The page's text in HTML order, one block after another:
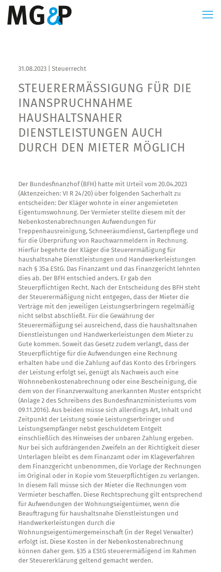
31.08.2023 | Steuerrecht
STEUERERMÄSSIGUNG FÜR DIE I
NANSPRUCHNAHME H
AUSHALTSNAHER D
IENSTLEISTUNGEN AUCH D
URCH DEN MIETER MÖGLICH
Der Bundesfinanzhof (BFH) hatte mit Urteil vom 20.04.2023
(Aktenzeichen: VI R 24/20) über folgenden Sacherhalt zu
entscheiden: Der Kläger wohnte in einer angemieteten
Eigentumswohnung. Der Vermieter stellte diesem mit der
Nebenkostenabrechnungen Aufwendungen für
Treppenhausreinigung, Schneeräumdienst, Gartenpflege und
für die Überprüfung von Rauchwarnmeldern in Rechnung.
Hierfür begehrte der Kläger die Steuerermäßigung für
haushaltsnahe Dienstleistungen und Handwerkerleistungen
nach § 35a EStG. Das Finanzamt und das Finanzgericht lehnten
dies ab. Der BFH entschied anders. Er gab den
Steuerpflichtigen Recht. Nach der Entscheidung des BFH steht
der Steuerermäßigung nicht entgegen, dass der Mieter die
Verträge mit den jeweiligen Leistungserbringern regelmäßig
nicht selbst abschließt. Für die Gewährung der
Steuerermäßigung sei ausreichend, dass die haushaltsnahen
Dienstleistungen und Handwerkerleistungen dem Mieter zu
Gute kommen. Soweit das Gesetz zudem verlangt, dass der
Steuerpflichtige für die Aufwendungen eine Rechnung
erhalten habe und die Zahlung auf das Konto des Erbringers
der Leistung erfolgt sei, genügt als Nachweis auch eine
Wohnnebenkostenabrechnung oder eine Bescheinigung, die
dem von der Finanzverwaltung anerkannten Muster entspricht
(Anlage 2 des Schreibens des Bundesfinanzministeriums vom
09.11.2016). Aus beiden müsse sich allerdings Art, Inhalt und
Zeitpunkt der Leistung sowie Leistungserbringer und
Leistungsempfänger nebst geschuldetem Entgelt
einschließlich des Hinweises der unbaren Zahlung ergeben.
Nur bei sich aufdrängenden Zweifeln an der Richtigkeit dieser
Unterlagen bleibt es dem Finanzamt oder im Klageverfahren
dem Finanzgericht unbenommen, die Vorlage der Rechnungen
im Original oder in Kopie vom Steuerpflichtigen zu verlangen.
In diesem Fall müsse sich der Mieter die Rechnungen vom
Vermieter beschaffen. Diese Rechtsprechung gilt entsprechend
für Aufwendungen der Wohnungseigentümer, wenn die
Beauftragung für haushaltsnahe Dienstleistungen und
Handwerkerleistungen durch die
Wohnungseigentümergemeinschaft (in der Regel Verwalter)
erfolgt ist. Diese Kosten in der Nebenkostenabrechnung
können daher gem. §35 a EStG steuerermäßigend im Rahmen
der Steuererklärung geltend gemacht werden.